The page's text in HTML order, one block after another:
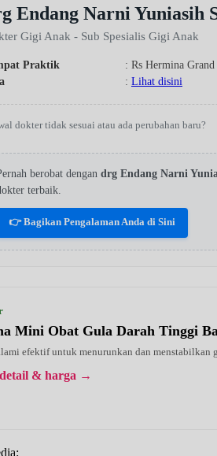
Endang Narni Yuniasih
Gigi Anak - Sub Spesialis Gigi Anak
Praktik
: Rs Hermina Grand
: Lihat disini
dokter tidak sesuai atau ada perubahan baru?
berobat dengan drg Endang Narni
terbaik.
👉 Bagikan Pengalaman Anda di Sini
Mini Obat Gula Darah Tinggi
efektif untuk menurunkan dan menstabilkan
& harga →